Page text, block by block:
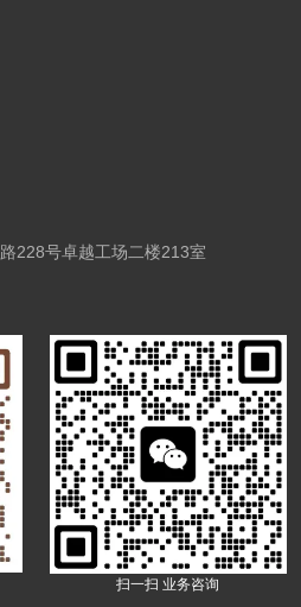
228号卓越工场二楼213室
扫一扫 业务咨询